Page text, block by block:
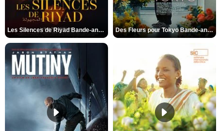
Les Silences de Riyad Bande-annonce VO STFR Des Fleurs pour Tokyo Bande-annonce VO STFR